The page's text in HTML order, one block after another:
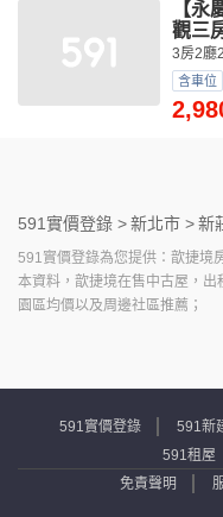
【永
觀三
3房2廳
含車位
591實價登錄 >新北市 >新
591實價登錄為您提供：歆捷境
本資料，歆捷境在售中古屋，
園區均價以及周邊社區推薦；
591實價登錄 591新
591租屋
免責聲明